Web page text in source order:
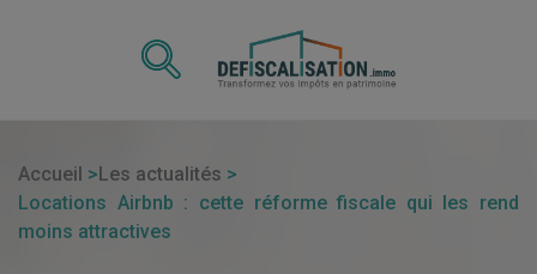
Accueil
Les actualités
Locations Airbnb : cette réforme fiscale qui les rend
moins attractives